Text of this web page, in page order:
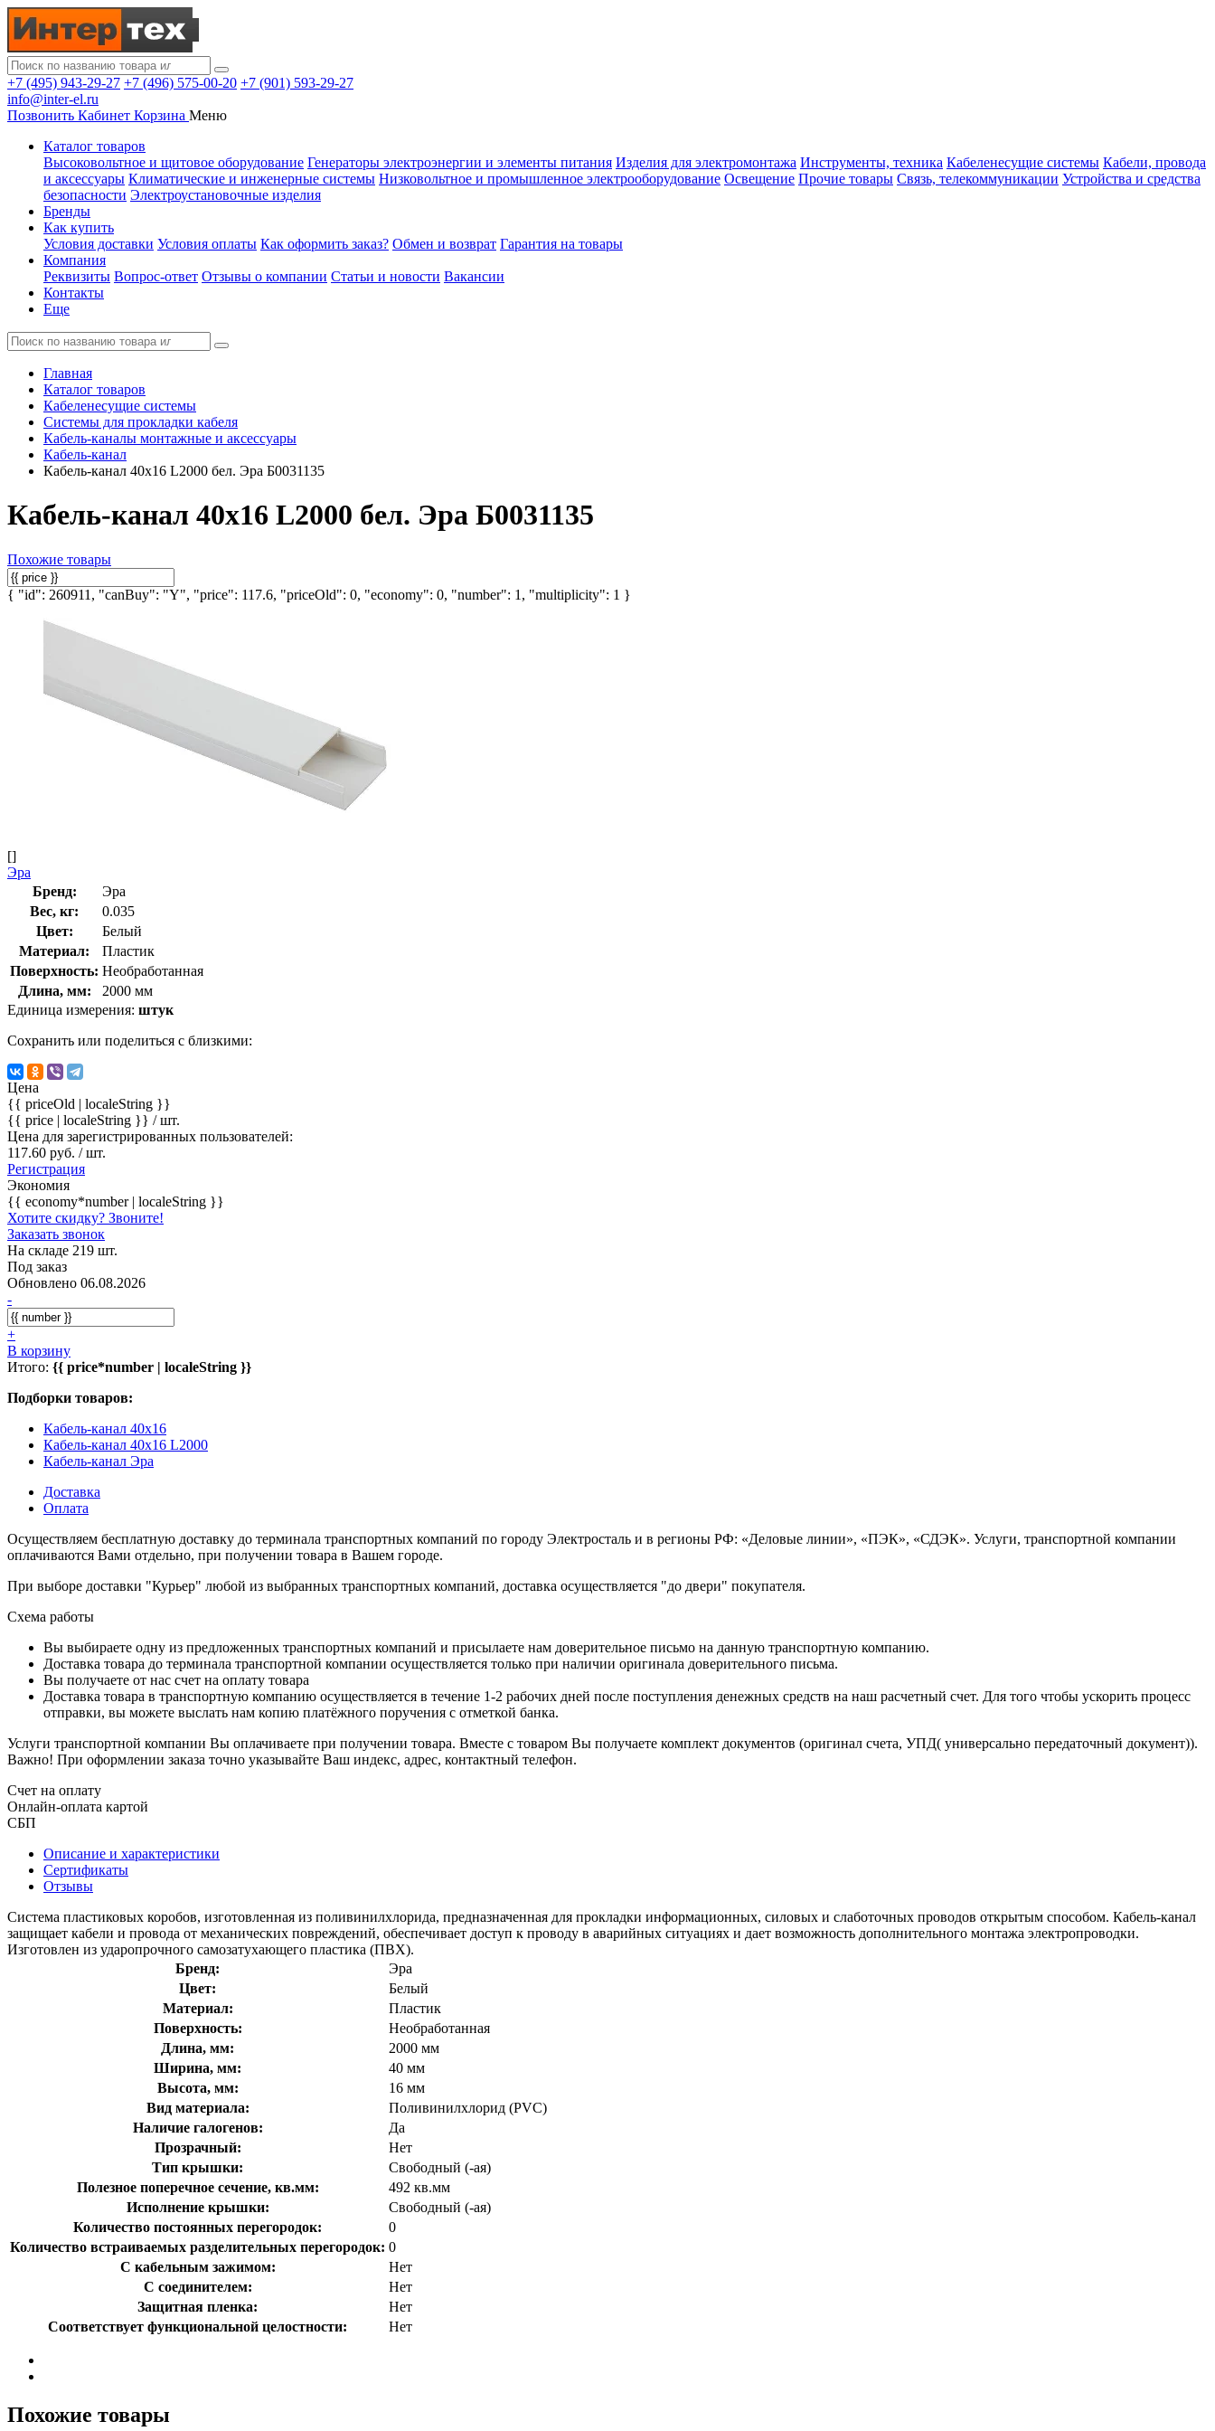
+7 (495) 943-29-27 +7 (496) 575-00-20 +7 (901) 593-29-27
info@inter-el.ru
Позвонить Кабинет Корзина Меню
Каталог товаров
Высоковольтное и щитовое оборудование Генераторы электроэнергии и элементы питания Изделия для электромонтажа Инструменты, техника Кабеленесущие системы Кабели, провода
и аксессуары Климатические и инженерные системы Низковольтное и промышленное электрооборудование Освещение Прочие товары Связь, телекоммуникации Устройства и средства
безопасности Электроустановочные изделия
Бренды
Как купить
Условия доставки Условия оплаты Как оформить заказ? Обмен и возврат Гарантия на товары
Компания
Реквизиты Вопрос-ответ Отзывы о компании Статьи и новости Вакансии
Контакты
Еще
Главная
Каталог товаров
Кабеленесущие системы
Системы для прокладки кабеля
Кабель-каналы монтажные и аксессуары
Кабель-канал
Кабель-канал 40х16 L2000 бел. Эра Б0031135
Кабель-канал 40х16 L2000 бел. Эра Б0031135
Похожие товары
{ "id": 260911, "canBuy": "Y", "price": 117.6, "priceOld": 0, "economy": 0, "number": 1, "multiplicity": 1 }
[]
Эра
Бренд:
Эра
Вес, кг:
0.035
Цвет:
Белый
Материал:
Пластик
Поверхность: Необработанная
Длина, мм:
2000 мм
Единица измерения: штук
Сохранить или поделиться с близкими:
Цена
{{ priceOld | localeString }}
{{ price | localeString }} / шт.
Цена для зарегистрированных пользователей:
117.60 руб. / шт.
Регистрация
Экономия
{{ economy*number | localeString }}
Хотите скидку? Звоните!
Заказать звонок
На складе 219 шт.
Под заказ
Обновлено 06.08.2026
-
+
В корзину
Итого: {{ price*number | localeString }}
Подборки товаров:
Кабель-канал 40х16
Кабель-канал 40х16 L2000
Кабель-канал Эра
Доставка
Оплата
Осуществляем бесплатную доставку до терминала транспортных компаний по городу Электросталь и в регионы РФ: «Деловые линии», «ПЭК», «СДЭК». Услуги, транспортной компании
оплачиваются Вами отдельно, при получении товара в Вашем городе.
При выборе доставки "Курьер" любой из выбранных транспортных компаний, доставка осуществляется "до двери" покупателя.
Схема работы
Вы выбираете одну из предложенных транспортных компаний и присылаете нам доверительное письмо на данную транспортную компанию.
Доставка товара до терминала транспортной компании осуществляется только при наличии оригинала доверительного письма.
Вы получаете от нас счет на оплату товара
Доставка товара в транспортную компанию осуществляется в течение 1-2 рабочих дней после поступления денежных средств на наш расчетный счет. Для того чтобы ускорить процесс
отправки, вы можете выслать нам копию платёжного поручения с отметкой банка.
Услуги транспортной компании Вы оплачиваете при получении товара. Вместе с товаром Вы получаете комплект документов (оригинал счета, УПД( универсально передаточный документ)).
Важно! При оформлении заказа точно указывайте Ваш индекс, адрес, контактный телефон.
Счет на оплату
Онлайн-оплата картой
СБП
Описание и характеристики
Сертификаты
Отзывы
Система пластиковых коробов, изготовленная из поливинилхлорида, предназначенная для прокладки информационных, силовых и слаботочных проводов открытым способом. Кабель-канал
защищает кабели и провода от механических повреждений, обеспечивает доступ к проводу в аварийных ситуациях и дает возможность дополнительного монтажа электропроводки.
Изготовлен из ударопрочного самозатухающего пластика (ПВХ).
Бренд:
Эра
Цвет:
Белый
Материал:
Пластик
Поверхность:
Необработанная
Длина, мм:
2000 мм
Ширина, мм:
40 мм
Высота, мм:
16 мм
Вид материала:
Поливинилхлорид (PVC)
Наличие галогенов:
Да
Прозрачный:
Нет
Тип крышки:
Свободный (-ая)
Полезное поперечное сечение, кв.мм:
492 кв.мм
Исполнение крышки:
Свободный (-ая)
Количество постоянных перегородок:
0
Количество встраиваемых разделительных перегородок: 0
С кабельным зажимом:
Нет
С соединителем:
Нет
Защитная пленка:
Нет
Соответствует функциональной целостности:
Нет
Похожие товары